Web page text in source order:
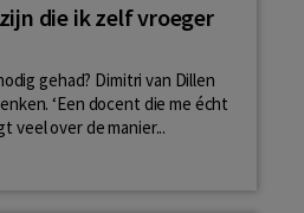
die ik zelf vroeger
gehad? Dimitri van Dillen
‘Een docent die me écht
veel over de manier...